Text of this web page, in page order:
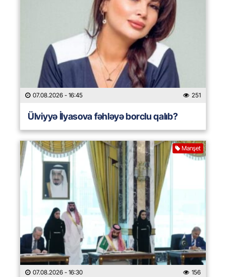
07.08.2026 - 16:45 251
Ülviyyə İlyasova fəhləyə borclu qalıb?
Manşet
07.08.2026 - 16:30 156